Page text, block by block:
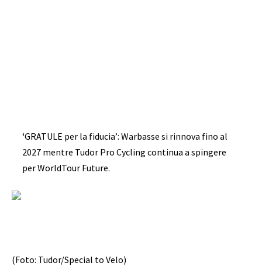
‘GRATULE per la fiducia’: Warbasse si rinnova fino al
2027 mentre Tudor Pro Cycling continua a spingere
per WorldTour Future.
(Foto: Tudor/Special to Velo)